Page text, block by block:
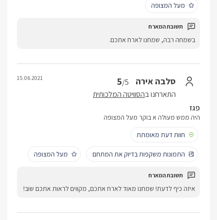
מעל המצופה
בשמחה רבה, שמחנו לארח אתכם.
סלבה אירה 5/5
התארחנו בהסוויטה המלכותית
15.06.2021
פגז
היה ממש מעולה א בוקר מעל המצופה
חוות דעת מאומתת
התמונות משקפות בדיוק את המתחם מעל המצופה
איזה כיף לדעת! שמחנו מאוד לארח אתכם, מקווים לראות אתכם שוב!